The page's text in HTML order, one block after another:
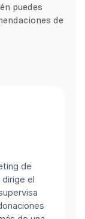
puedes
de
de
el